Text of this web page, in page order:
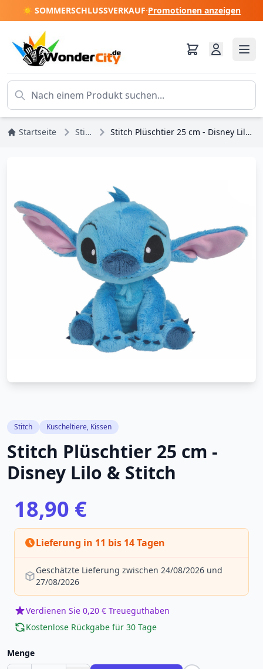
☀️ SOMMERSCHLUSSVERKAUF·Promotionen anzeigen
Startseite Stitch Stitch Plüschtier 25 cm - Disney Lilo & Stitch
Stitch Kuscheltiere, Kissen
Stitch Plüschtier 25 cm -
Disney Lilo & Stitch
18,90 €
Lieferung in 11 bis 14 Tagen
Geschätzte Lieferung zwischen 24/08/2026 und
27/08/2026
Verdienen Sie 0,20 € Treueguthaben
Kostenlose Rückgabe für 30 Tage
Menge